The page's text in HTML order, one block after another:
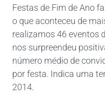
Festas de Fim de Ano
o que aconteceu de
realizamos 46 eventos
nos surpreendeu
número médio de
por festa. Indica uma
2014.